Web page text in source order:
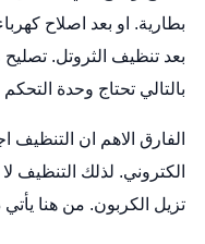
بطارية. او بعد اصلاح
بعد تنظيف الثروتل.
بالتالي تحتاج وحدة التحكم
الفارق الاهم ان التنظيف
الكتروني. لذلك التنظيف
تزيل الكربون. من هنا